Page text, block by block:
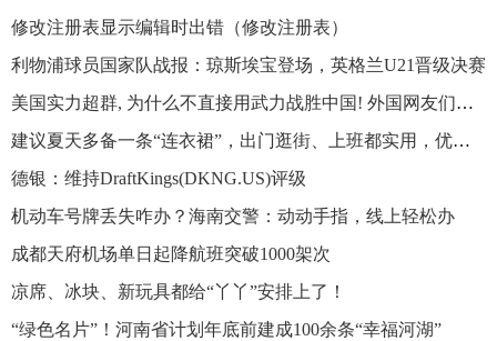
修改注册表显示编辑时出错（修改注册表）
利物浦球员国家队战报：琼斯埃宝登场，英格兰U21晋级决赛
美国实力超群, 为什么不直接用武力战胜中国! 外国网友们吵翻
建议夏天多备一条“连衣裙”，出门逛街、上班都实用，优雅又高级
德银：维持DraftKings(DKNG.US)评级
机动车号牌丢失咋办？海南交警：动动手指，线上轻松办
成都天府机场单日起降航班突破1000架次
凉席、冰块、新玩具都给“丫丫”安排上了！
“绿色名片”！河南省计划年底前建成100余条“幸福河湖”